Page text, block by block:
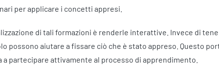
per applicare i concetti appresi.
di tali formazioni è renderle interattive. Invece di
possono aiutare a fissare ciò che è stato appreso. Questo
a partecipare attivamente al processo di apprendimento.